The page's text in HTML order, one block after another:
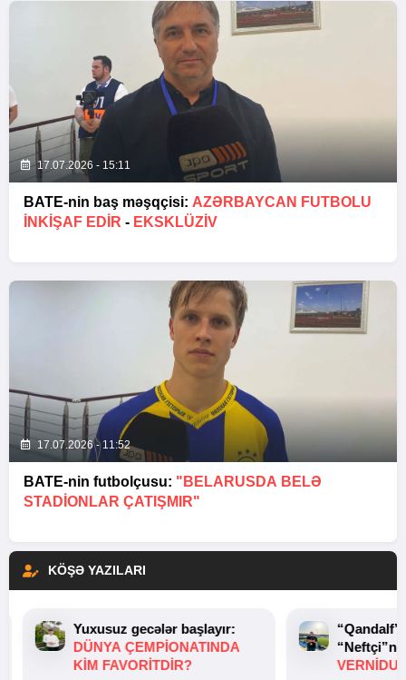
17.07.2026 - 15:11
BATE-nin baş məşqçisi: AZƏRBAYCAN FUTBOLU
INKIŞAF EDIR - EKSKLÜZİV
17.07.2026 - 11:52
BATE-nin futbolçusu: "BELARUSDA BELƏ
STADIONLAR ÇATIŞMIR"
KÖŞƏ YAZILARI
Yuxusuz gecələr başlayır:
DÜNYA ÇEMPIONATINDA
KIM FAVORITDIR?